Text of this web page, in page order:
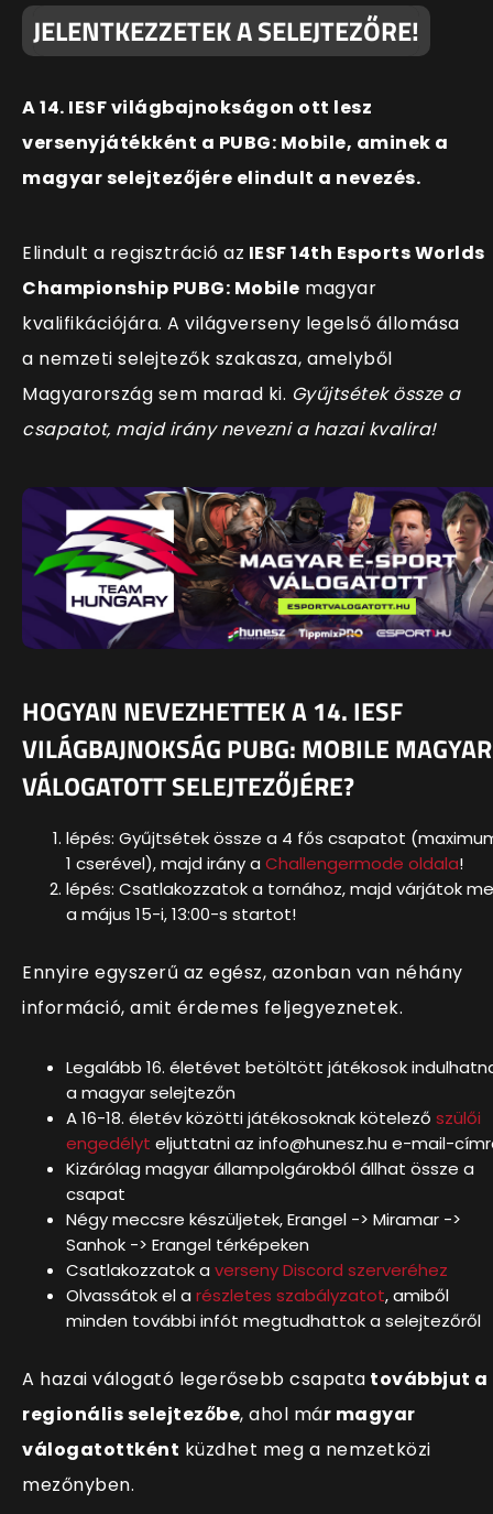
JELENTKEZZETEK A SELEJTEZŐRE!
A 14. IESF világbajnokságon ott lesz
versenyjátékként a PUBG: Mobile, aminek a
magyar selejtezőjére elindult a nevezés.
Elindult a regisztráció az IESF 14th Esports Worlds
Championship PUBG: Mobile magyar
kvalifikációjára. A világverseny legelső állomása
a nemzeti selejtezők szakasza, amelyből
Magyarország sem marad ki. Gyűjtsétek össze a
csapatot, majd irány nevezni a hazai kvalira!
HOGYAN NEVEZHETTEK A 14. IESF
VILÁGBAJNOKSÁG PUBG: MOBILE MAGYAR
VÁLOGATOTT SELEJTEZŐJÉRE?
lépés: Gyűjtsétek össze a 4 fős csapatot
1 cserével), majd irány a Challengermode oldala!
lépés: Csatlakozzatok a tornához, majd várjátok
a május 15-i, 13:00-s startot!
Ennyire egyszerű az egész, azonban van néhány
információ, amit érdemes feljegyeznetek.
Legalább 16. életévet betöltött játékosok
a magyar selejtezőn
A 16-18. életév közötti játékosoknak kötelező szülői
engedélyt eljuttatni az info@hunesz.hu e-mail-
Kizárólag magyar állampolgárokból állhat össze a
csapat
Négy meccsre készüljetek, Erangel -> Miramar ->
Sanhok -> Erangel térképeken
Csatlakozzatok a verseny Discord szerveréhez
Olvassátok el a részletes szabályzatot, amiből
minden további infót megtudhattok a selejtezőről
A hazai válogató legerősebb csapata továbbjut a
regionális selejtezőbe, ahol már magyar
válogatottként küzdhet meg a nemzetközi
mezőnyben.